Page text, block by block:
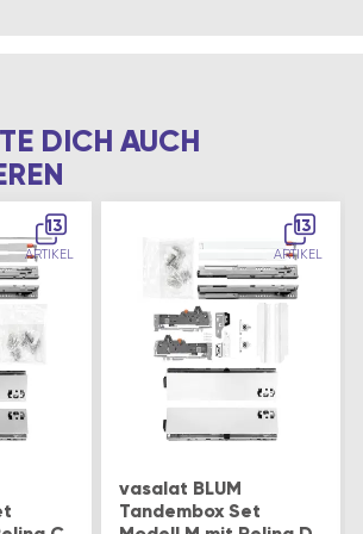
DICH AUCH
13
ARTIKEL
13
ARTIKEL
vasalat BLUM
Tandembox Set